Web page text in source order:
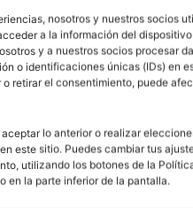
nosotros y nuestros socios
a la información del
y a nuestros socios procesar
o identificaciones únicas (IDs) en
retirar el consentimiento, puede
lo anterior o realizar
este sitio. Puedes cambiar tus
utilizando los botones de la
en la parte inferior de la pantalla.
comunidad);